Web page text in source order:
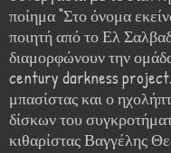
ποίημα "Στο όνομα
ποιητή από το Ελ
διαμορφώνουν την
century darkness
μπασίστας και ο
δίσκων του
κιθαρίστας Βαγγέλης